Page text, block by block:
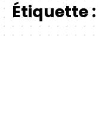
Étiquette :